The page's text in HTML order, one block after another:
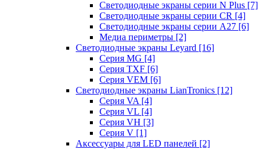
Светодиодные экраны серии N Plus [7]
Светодиодные экраны серии CR [4]
Светодиодные экраны серии А27 [6]
Медиа периметры [2]
Светодиодные экраны Leyard [16]
Серия MG [4]
Серия TXF [6]
Серия VEM [6]
Светодиодные экраны LianTronics [12]
Серия VA [4]
Серия VL [4]
Серия VH [3]
Серия V [1]
Аксессуары для LED панелей [2]